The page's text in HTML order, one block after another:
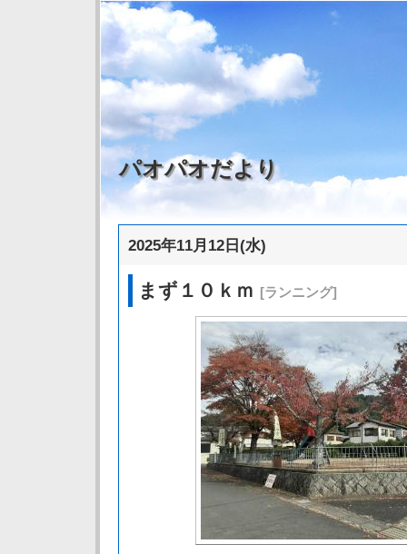
パオパオだより
2025年11月12日(水)
まず１０ｋｍ [ランニング]